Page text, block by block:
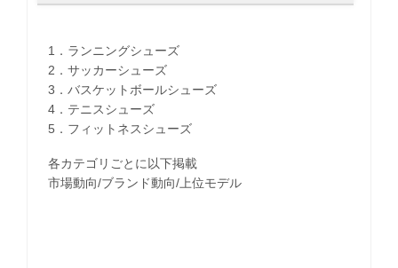
1．ランニングシューズ
2．サッカーシューズ
3．バスケットボールシューズ
4．テニスシューズ
5．フィットネスシューズ
各カテゴリごとに以下掲載
市場動向/ブランド動向/上位モデル